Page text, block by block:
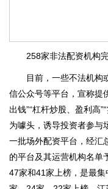
258家非法配资机构
目前，一些不法机构
信公众号等平台，宣称提
出钱”“杠杆炒股、盈利高
为噱头，诱导投资者参与
一批场外配资平台，经汇
的平台及其运营机构名单
47家和41家上榜，是最